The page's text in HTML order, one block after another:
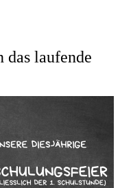
laufende